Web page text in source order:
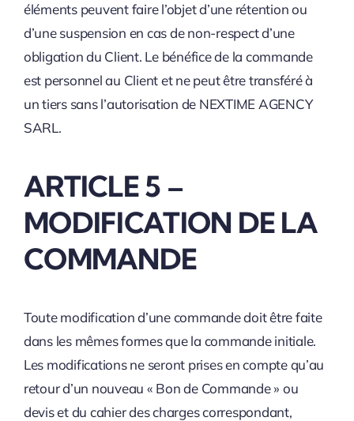
éléments peuvent faire l’objet d’une rétention ou
d’une suspension en cas de non-respect d’une
obligation du Client. Le bénéfice de la commande
est personnel au Client et ne peut être transféré à
un tiers sans l’autorisation de NEXTIME AGENCY
SARL.
ARTICLE 5 –
MODIFICATION DE LA
COMMANDE
Toute modification d’une commande doit être faite
dans les mêmes formes que la commande initiale.
Les modifications ne seront prises en compte qu’au
retour d’un nouveau « Bon de Commande » ou
devis et du cahier des charges correspondant,